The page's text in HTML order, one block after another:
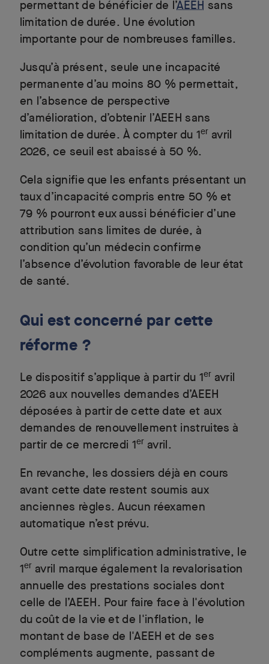
permettant de bénéficier de l’AEEH sans
limitation de durée. Une évolution
importante pour de nombreuses familles.
Jusqu’à présent, seule une incapacité
permanente d’au moins 80 % permettait,
en l’absence de perspective
d’amélioration, d’obtenir l’AEEH sans
limitation de durée. À compter du 1er avril
2026, ce seuil est abaissé à 50 %.
Cela signifie que les enfants présentant un
taux d’incapacité compris entre 50 % et
79 % pourront eux aussi bénéficier d’une
attribution sans limites de durée, à
condition qu’un médecin confirme
l’absence d’évolution favorable de leur état
de santé.
Qui est concerné par cette
réforme ?
Le dispositif s’applique à partir du 1er avril
2026 aux nouvelles demandes d’AEEH
déposées à partir de cette date et aux
demandes de renouvellement instruites à
partir de ce mercredi 1er avril.
En revanche, les dossiers déjà en cours
avant cette date restent soumis aux
anciennes règles. Aucun réexamen
automatique n’est prévu.
Outre cette simplification administrative, le
1er avril marque également la revalorisation
annuelle des prestations sociales dont
celle de l’AEEH. Pour faire face à l'évolution
du coût de la vie et de l'inflation, le
montant de base de l'AEEH et de ses
compléments augmente, passant de